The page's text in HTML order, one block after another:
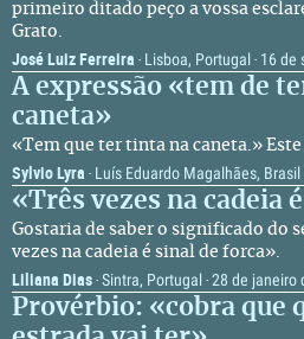
primeiro ditado peço a vossa
Grato.
José Luiz Ferreira · Lisboa, Portugal · 16 de
A expressão «tem de
caneta»
«Tem que ter tinta na caneta.»
Sylvio Lyra · Luís Eduardo Magalhães, Brasil
«Três vezes na cadeia
Gostaria de saber o significado do
vezes na cadeia é sinal de forca».
Liliana Dias · Sintra, Portugal · 28 de janeiro
Provérbio: «cobra que